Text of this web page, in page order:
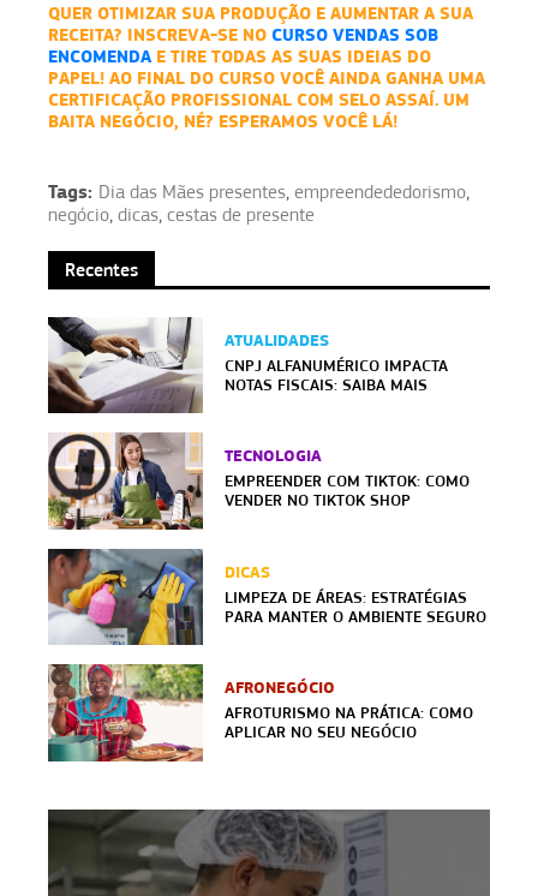
QUER OTIMIZAR SUA PRODUÇÃO E AUMENTAR A SUA
RECEITA? INSCREVA-SE NO CURSO VENDAS SOB
ENCOMENDA E TIRE TODAS AS SUAS IDEIAS DO
PAPEL! AO FINAL DO CURSO VOCÊ AINDA GANHA UMA
CERTIFICAÇÃO PROFISSIONAL COM SELO ASSAÍ. UM
BAITA NEGÓCIO, NÉ? ESPERAMOS VOCÊ LÁ!
Tags: Dia das Mães presentes, empreendededorismo,
negócio, dicas, cestas de presente
Recentes
ATUALIDADES
CNPJ ALFANUMÉRICO IMPACTA
NOTAS FISCAIS: SAIBA MAIS
TECNOLOGIA
EMPREENDER COM TIKTOK: COMO
VENDER NO TIKTOK SHOP
DICAS
LIMPEZA DE ÁREAS: ESTRATÉGIAS
PARA MANTER O AMBIENTE SEGURO
AFRONEGÓCIO
AFROTURISMO NA PRÁTICA: COMO
APLICAR NO SEU NEGÓCIO